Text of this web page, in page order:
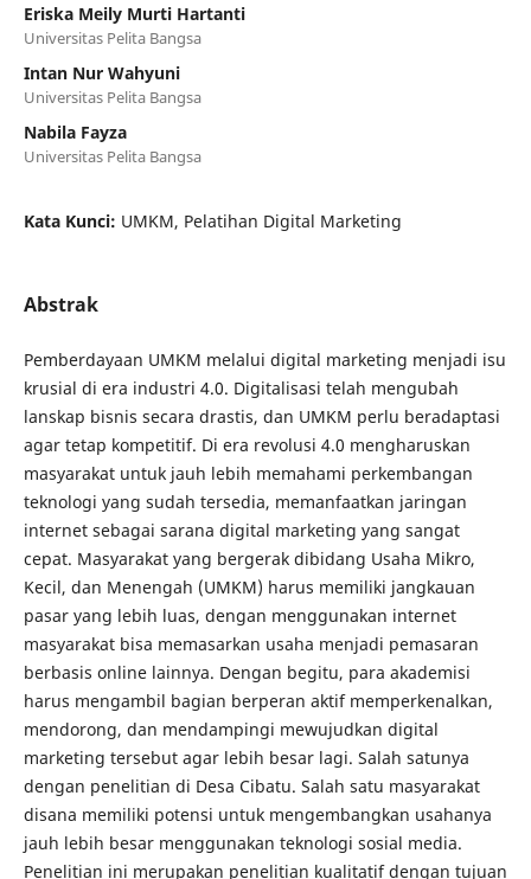
Eriska Meily Murti Hartanti
Universitas Pelita Bangsa
Intan Nur Wahyuni
Universitas Pelita Bangsa
Nabila Fayza
Universitas Pelita Bangsa
Kata Kunci: UMKM, Pelatihan Digital Marketing
Abstrak
Pemberdayaan UMKM melalui digital marketing menjadi isu
krusial di era industri 4.0. Digitalisasi telah mengubah
lanskap bisnis secara drastis, dan UMKM perlu beradaptasi
agar tetap kompetitif. Di era revolusi 4.0 mengharuskan
masyarakat untuk jauh lebih memahami perkembangan
teknologi yang sudah tersedia, memanfaatkan jaringan
internet sebagai sarana digital marketing yang sangat
cepat. Masyarakat yang bergerak dibidang Usaha Mikro,
Kecil, dan Menengah (UMKM) harus memiliki jangkauan
pasar yang lebih luas, dengan menggunakan internet
masyarakat bisa memasarkan usaha menjadi pemasaran
berbasis online lainnya. Dengan begitu, para akademisi
harus mengambil bagian berperan aktif memperkenalkan,
mendorong, dan mendampingi mewujudkan digital
marketing tersebut agar lebih besar lagi. Salah satunya
dengan penelitian di Desa Cibatu. Salah satu masyarakat
disana memiliki potensi untuk mengembangkan usahanya
jauh lebih besar menggunakan teknologi sosial media.
Penelitian ini merupakan penelitian kualitatif dengan tujuan